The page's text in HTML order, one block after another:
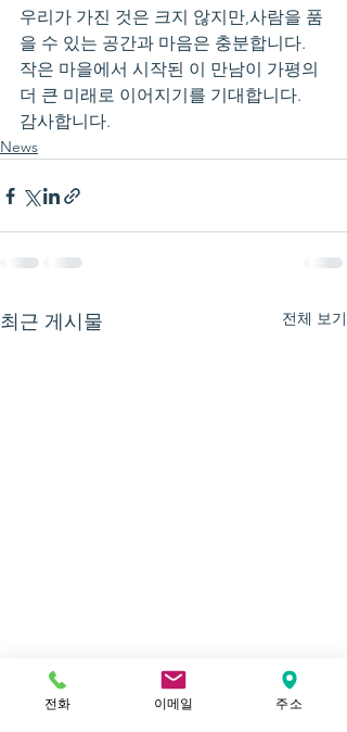
우리가 가진 것은 크지 않지만,사람을 품
을 수 있는 공간과 마음은 충분합니다.
작은 마을에서 시작된 이 만남이 가평의
더 큰 미래로 이어지기를 기대합니다.
감사합니다.
News
최근 게시물 전체 보기
전화 이메일 주소